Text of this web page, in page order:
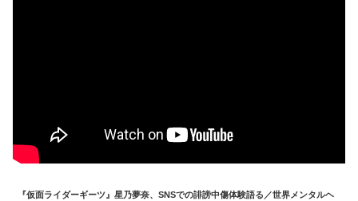
『仮面ライダーギーツ』星乃夢奈、SNSでの誹謗中傷体験語る／世界メンタルヘ